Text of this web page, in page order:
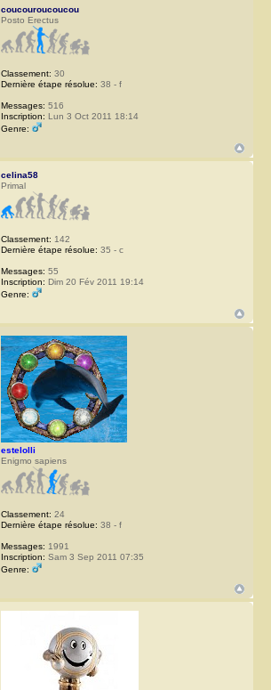
coucouroucoucou
Posto Erectus
Classement: 30
Dernière étape résolue: 38 - f
Messages: 516
Inscription: Lun 3 Oct 2011 18:14
Genre:
celina58
Primal
Classement: 142
Dernière étape résolue: 35 - c
Messages: 55
Inscription: Dim 20 Fév 2011 19:14
Genre:
estelolli
Enigmo sapiens
Classement: 24
Dernière étape résolue: 38 - f
Messages: 1991
Inscription: Sam 3 Sep 2011 07:35
Genre: